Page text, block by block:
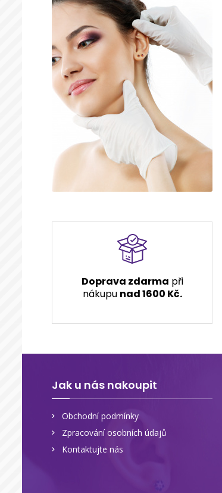
Doprava zdarma při
nákupu nad 1600 Kč.
Jak u nás nakoupit
Obchodní podmínky
Zpracování osobních údajů
Kontaktujte nás